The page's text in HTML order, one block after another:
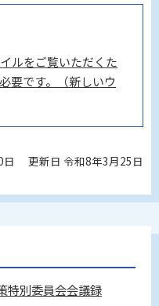
ルをご覧いただくた
要です。（新しいウ
更新日 令和8年3月25日
別委員会会議録